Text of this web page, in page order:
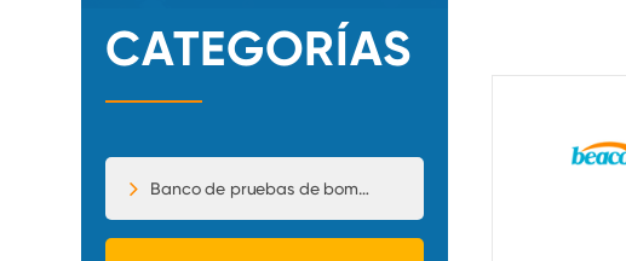
CATEGORÍAS
Banco de pruebas de bomba de inyección